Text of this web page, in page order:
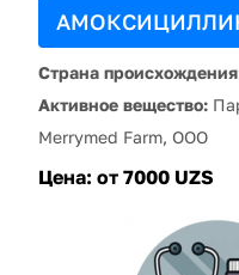
АМОКСИЦИЛЛИН
Страна
Активное вещество:
Merrymed Farm, ООО
Цена: от 7000 UZS